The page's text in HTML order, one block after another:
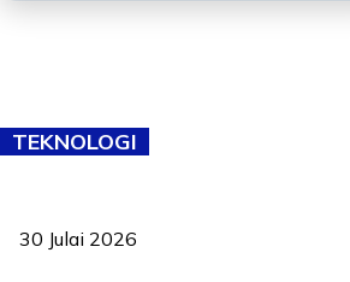
TEKNOLOGI
30 Julai 2026